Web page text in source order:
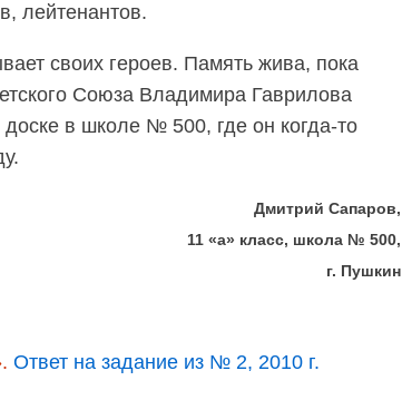
лейтенантов.
своих героев. Память жива, пока
Союза Владимира Гаврилова
в школе № 500, где он когда-то
Дмитрий Сапаров,
11 «а» класс, школа № 500,
г. Пушкин
Ответ на задание из № 2, 2010 г.